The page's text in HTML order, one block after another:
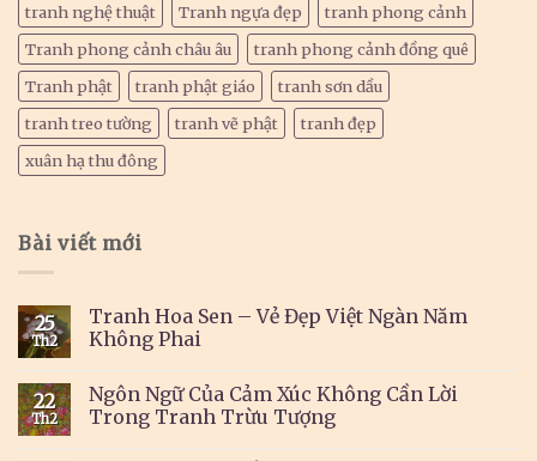
tranh nghệ thuật
Tranh ngựa đẹp
tranh phong cảnh
Tranh phong cảnh châu âu
tranh phong cảnh đồng quê
Tranh phật
tranh phật giáo
tranh sơn dầu
tranh treo tường
tranh vẽ phật
tranh đẹp
xuân hạ thu đông
Bài viết mới
25
Th2
Tranh Hoa Sen – Vẻ Đẹp Việt Ngàn Năm
Không Phai
22
Th2
Ngôn Ngữ Của Cảm Xúc Không Cần Lời
Trong Tranh Trừu Tượng